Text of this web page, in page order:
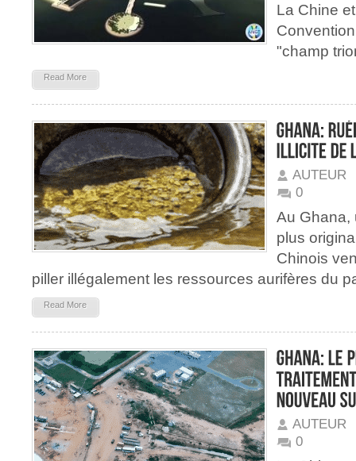
La Chine
"champ
Read More
AUTEUR
0
Au Ghana,
plus
Chinois
piller illégalement les ressources aurifères du
Read More
AUTEUR
0